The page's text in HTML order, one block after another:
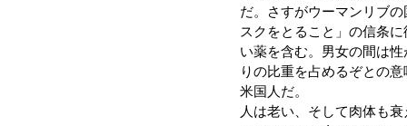
だ。さすがウーマンリブ
スクをとること」の信条
い薬を含む。男女の間は
りの比重を占めるぞとの
米国人だ。
人は老い、そして肉体も